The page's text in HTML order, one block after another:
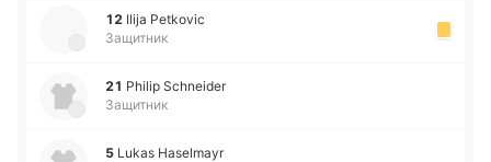
12 Ilija Petkovic
Защитник
21 Philip Schneider
Защитник
5 Lukas Haselmayr